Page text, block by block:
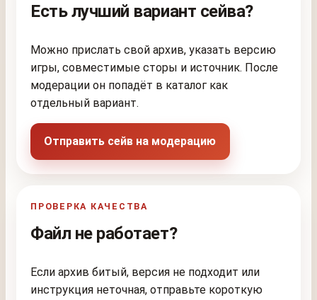
Есть лучший вариант сейва?
Можно прислать свой архив, указать версию
игры, совместимые сторы и источник. После
модерации он попадёт в каталог как
отдельный вариант.
Отправить сейв на модерацию
ПРОВЕРКА КАЧЕСТВА
Файл не работает?
Если архив битый, версия не подходит или
инструкция неточная, отправьте короткую